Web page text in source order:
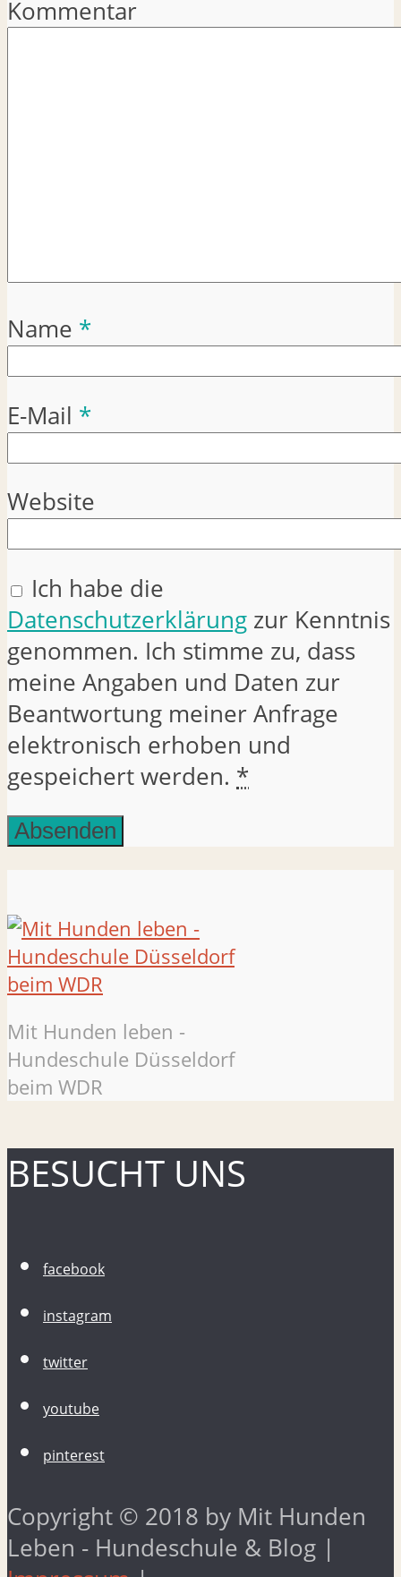
Kommentar
Name *
E-Mail *
Website
Ich habe die
Datenschutzerklärung zur Kenntnis
genommen. Ich stimme zu, dass
meine Angaben und Daten zur
Beantwortung meiner Anfrage
elektronisch erhoben und
gespeichert werden. *
Mit Hunden leben -
Hundeschule Düsseldorf
beim WDR
BESUCHT UNS
facebook
instagram
twitter
youtube
pinterest
Copyright © 2018 by Mit Hunden
Leben - Hundeschule & Blog |